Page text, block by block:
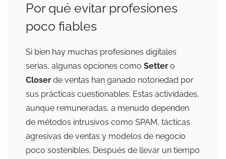
Por qué evitar profesiones
poco fiables
Si bien hay muchas profesiones digitales
serias, algunas opciones como Setter o
Closer de ventas han ganado notoriedad por
sus prácticas cuestionables. Estas actividades,
aunque remuneradas, a menudo dependen
de métodos intrusivos como SPAM, tácticas
agresivas de ventas y modelos de negocio
poco sostenibles. Después de llevar un tiempo